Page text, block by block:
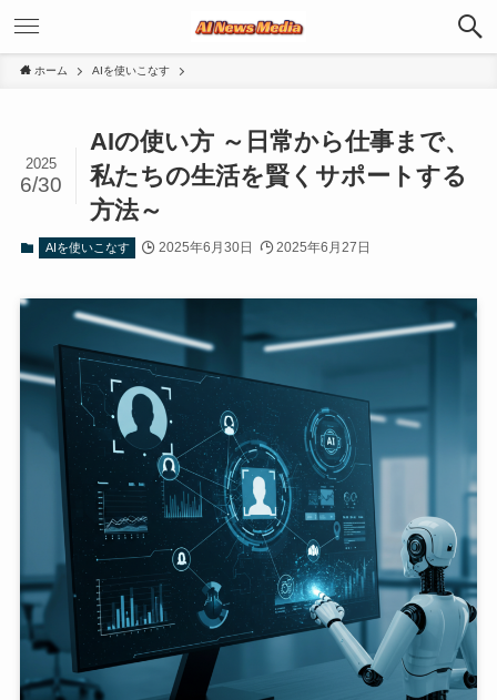
ホーム AIを使いこなす
AIの使い方 ～日常から仕事まで、
私たちの生活を賢くサポートする
方法～
2025
6/30
AIを使いこなす 2025年6月30日 2025年6月27日